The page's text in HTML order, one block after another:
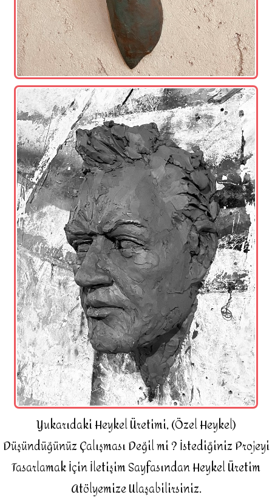
Yukarıdaki Heykel Üretimi, (Özel Heykel)
Düşündüğünüz Çalışması Değil mi ? İstediğiniz Projeyi
Tasarlamak İçin İletişim Sayfasından Heykel Üretim
Atölyemize Ulaşabilirsiniz.